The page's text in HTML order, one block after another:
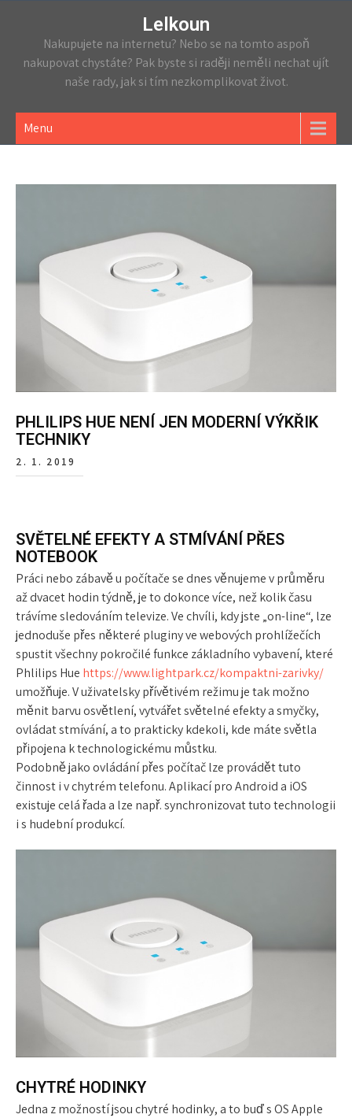
Lelkoun
Nakupujete na internetu? Nebo se na tomto aspoň
nakupovat chystáte? Pak byste si raději neměli nechat ujít
naše rady, jak si tím nezkomplikovat život.
Menu
PHLILIPS HUE NENÍ JEN MODERNÍ VÝKŘIK
TECHNIKY
2. 1. 2019
SVĚTELNÉ EFEKTY A STMÍVÁNÍ PŘES
NOTEBOOK
Práci nebo zábavě u počítače se dnes věnujeme v průměru
až dvacet hodin týdně, je to dokonce více, než kolik času
trávíme sledováním televize. Ve chvíli, kdy jste „on-line“, lze
jednoduše přes některé pluginy ve webových prohlížečích
spustit všechny pokročilé funkce základního vybavení, které
Phlilips Hue https://www.lightpark.cz/kompaktni-zarivky/
umožňuje. V uživatelsky přívětivém režimu je tak možno
měnit barvu osvětlení, vytvářet světelné efekty a smyčky,
ovládat stmívání, a to prakticky kdekoli, kde máte světla
připojena k technologickému můstku.
Podobně jako ovládání přes počítač lze provádět tuto
činnost i v chytrém telefonu. Aplikací pro Android a iOS
existuje celá řada a lze např. synchronizovat tuto technologii
i s hudební produkcí.
CHYTRÉ HODINKY
Jedna z možností jsou chytré hodinky, a to buď s OS Apple